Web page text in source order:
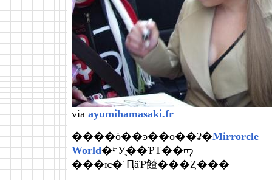
via ayumihamasaki.fr
����ȯ��ͽ��ο��ʡ�Mirrorcle
World
�ףУֻ��ƤΤ��ᡢ
���ѥ�˹ԤäƤ餷���Ȥ���